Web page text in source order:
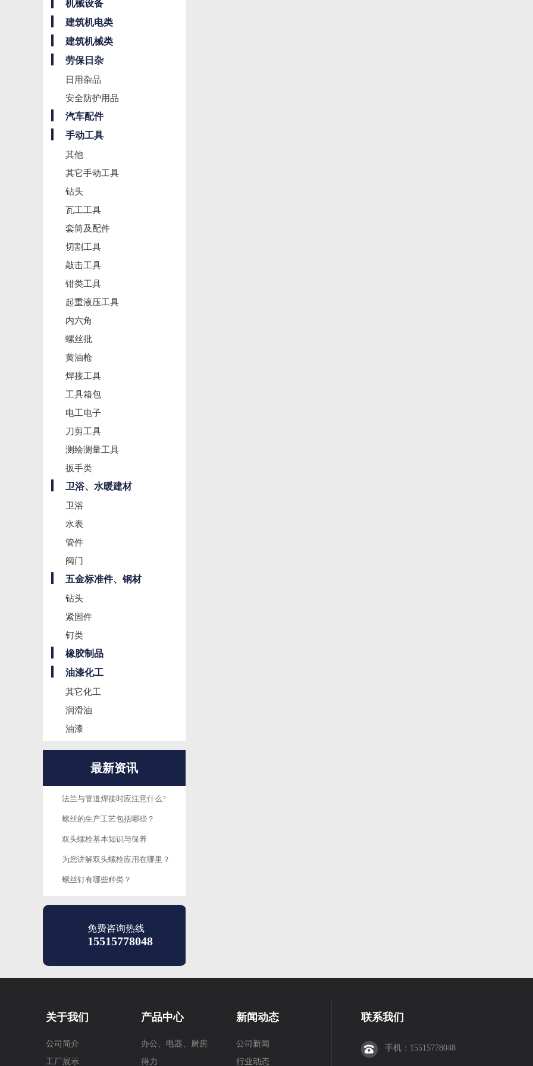
机械设备
建筑机电类
建筑机械类
劳保日杂
日用杂品
安全防护用品
汽车配件
手动工具
其他
其它手动工具
钻头
瓦工工具
套筒及配件
切割工具
敲击工具
钳类工具
起重液压工具
内六角
螺丝批
黄油枪
焊接工具
工具箱包
电工电子
刀剪工具
测绘测量工具
扳手类
卫浴、水暖建材
卫浴
水表
管件
阀门
五金标准件、钢材
钻头
紧固件
钉类
橡胶制品
油漆化工
其它化工
润滑油
油漆
最新资讯
法兰与管道焊接时应注意什么?
螺丝的生产工艺包括哪些？
双头螺栓基本知识与保养
为您讲解双头螺栓应用在哪里？
螺丝钉有哪些种类？
免费咨询热线
15515778048
关于我们
公司简介
工厂展示
产品中心
办公、电器、厨房
得力
新闻动态
公司新闻
行业动态
联系我们
手机：15515778048